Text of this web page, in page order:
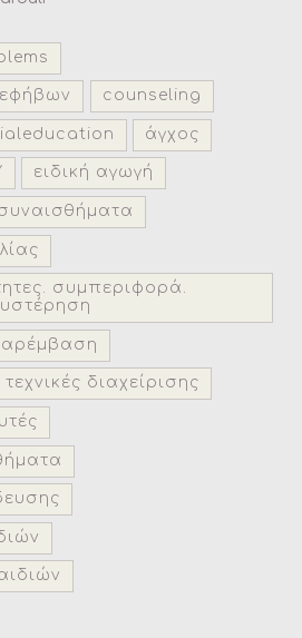
counseling
άγχος
ειδική αγωγή
συμπεριφορά.
τεχνικές διαχείρισης